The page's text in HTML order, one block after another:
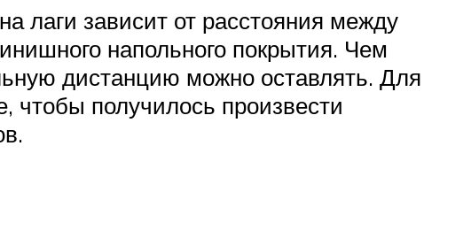
лаги зависит от расстояния между
напольного покрытия. Чем
дистанцию можно оставлять. Для
чтобы получилось произвести